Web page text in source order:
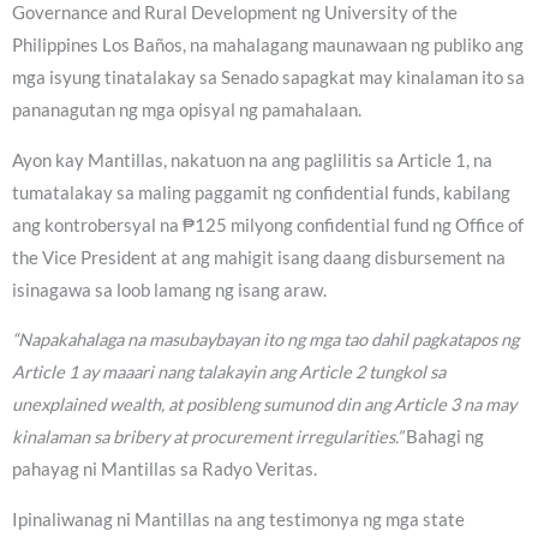
Governance and Rural Development ng University of the
Philippines Los Baños, na mahalagang maunawaan ng publiko ang
mga isyung tinatalakay sa Senado sapagkat may kinalaman ito sa
pananagutan ng mga opisyal ng pamahalaan.
Ayon kay Mantillas, nakatuon na ang paglilitis sa Article 1, na
tumatalakay sa maling paggamit ng confidential funds, kabilang
ang kontrobersyal na ₱125 milyong confidential fund ng Office of
the Vice President at ang mahigit isang daang disbursement na
isinagawa sa loob lamang ng isang araw.
“Napakahalaga na masubaybayan ito ng mga tao dahil pagkatapos ng
Article 1 ay maaari nang talakayin ang Article 2 tungkol sa
unexplained wealth, at posibleng sumunod din ang Article 3 na may
kinalaman sa bribery at procurement irregularities.”Bahagi ng
pahayag ni Mantillas sa Radyo Veritas.
Ipinaliwanag ni Mantillas na ang testimonya ng mga state